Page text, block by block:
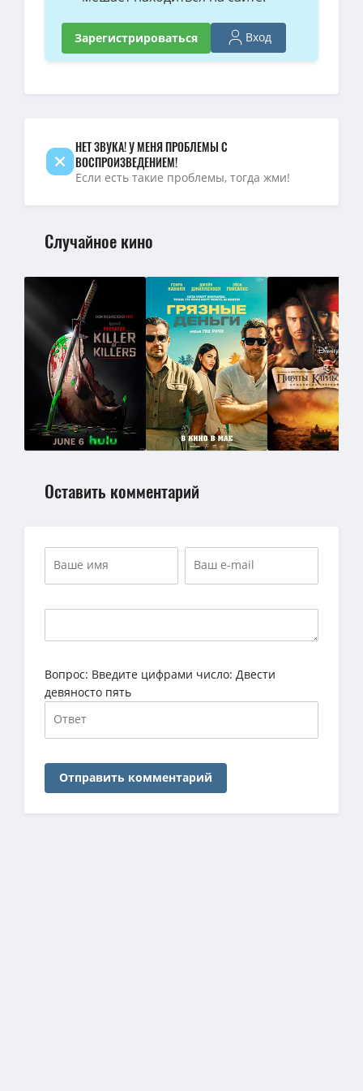
720p — Minecraft в кино / A Minecraft Movie (2025) WEB-DL
720p — Minecraft в кино / A Minecraft Movie (2025) BDRip 720p
1080p — Minecraft в кино / A Minecraft Movie (2025) WEB-DL
Зарегистрироваться Вход
НЕТ ЗВУКА! У МЕНЯ ПРОБЛЕМЫ С
ВОСПРОИЗВЕДЕНИЕМ!
Если есть такие проблемы, тогда жми!
Случайное кино
Оставить комментарий
Вопрос: Введите цифрами число: Двести
девяносто пять
Отправить комментарий